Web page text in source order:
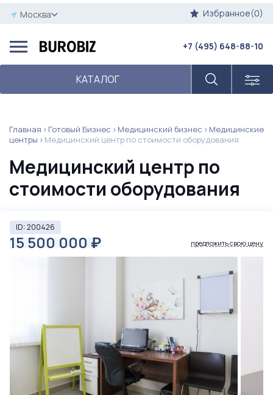
Москва Избранное(0)
КАТАЛОГ
+7 (495) 648-88-10
Главная Готовый Бизнес Медицинский бизнес
Медицинские
центры
Медицинский центр по стоимости оборудования
Медицинский центр по
стоимости оборудования
ID: 200426
15 500 000 ₽ предложить свою цену